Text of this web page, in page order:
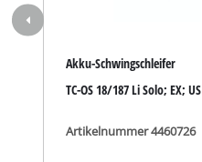
Akku-Schwingschleifer
TC-OS 18/187 Li Solo; EX; US
Artikelnummer 4460726